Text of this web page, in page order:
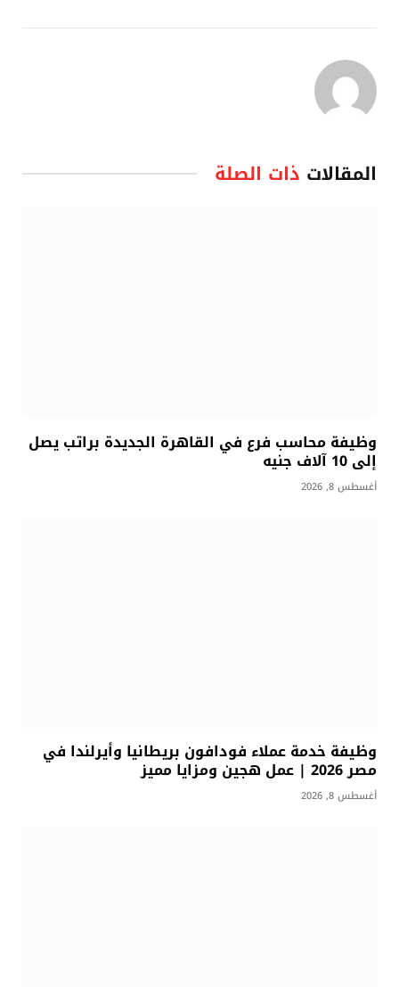
المقالات ذات الصلة
وظيفة محاسب فرع في القاهرة الجديدة براتب يصل
إلى 10 آلاف جنيه
أغسطس 8, 2026
وظيفة خدمة عملاء فودافون بريطانيا وأيرلندا في
مصر 2026 | عمل هجين ومزايا مميز
أغسطس 8, 2026